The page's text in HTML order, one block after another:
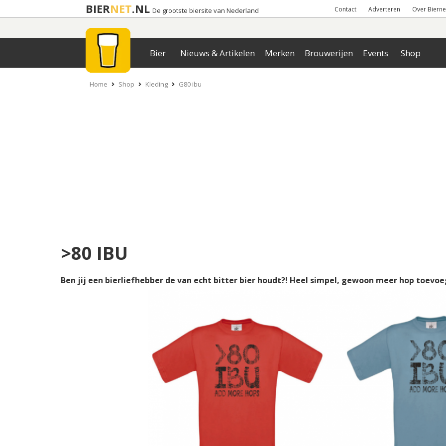
BIERNET.NL De grootste biersite van Nederland Contact Adverteren Over
Bier Nieuws & Artikelen Merken Brouwerijen Events Shop
Home Shop Kleding G80 ibu
>80 IBU
Ben jij een bierliefhebber de van echt bitter bier houdt?! Heel simpel, gewoon meer hop